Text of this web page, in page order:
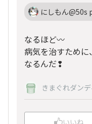
にしもん@50s
なるほど〰️
病気を治すため
なるんだ❢
きまぐれダンデ
いいね